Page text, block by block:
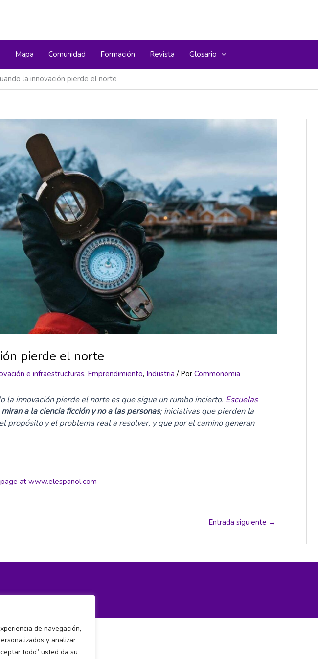
de navegación,
y analizar
todo” usted da su
Mapa Comunidad Formación Revista Glosario
la innovación pierde el norte
pierde el norte
e infraestructuras, Emprendimiento, Industria / Por Commonomia
la innovación pierde el norte es que sigue un rumbo incierto. Escuelas
a la ciencia ficción y no a las personas; iniciativas que pierden la
propósito y el problema real a resolver, y que por el camino generan
at www.elespanol.com
Entrada siguiente →